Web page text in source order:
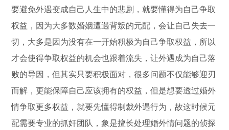
要避免外遇变成自己人生中的悲剧，就要懂得为自己争取
权益，因为大多数婚姻遭遇背叛的元配，会让自己失去一
切，大多是因为没有在一开始积极为自己争取权益，所以
才会使得争取权益的机会也跟着流失，让外遇成为自己落
败的导因，但其实只要积极面对，很多问题不仅能够迎刃
而解，更能保障自己应该拥有的权益，但是想要透过婚外
情争取更多权益，就要先懂得制裁外遇行为，故这时候元
配需要专业的抓奸团队，象是擅长处理婚外情问题的侦探